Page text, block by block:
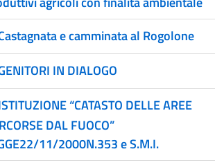
e camminata al Rogolone
IN DIALOGO
“CATASTO DELLE AREE
DAL FUOCO”
11/2000N.353 e S.M.I.